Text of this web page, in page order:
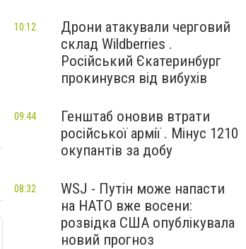
Дрони атакували черговий
склад Wildberries .
Російський Єкатеринбург
прокинувся від вибухів
10:12
Генштаб оновив втрати
російської армії . Мінус 1210
окупантів за добу
09:44
WSJ - Путін може напасти
на НАТО вже восени:
розвідка США опублікувала
новий прогноз
08:32